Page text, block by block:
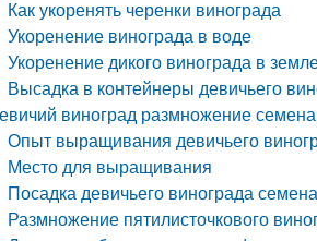
Как укоренять черенки винограда
Укоренение винограда в воде
Укоренение дикого винограда в
Высадка в контейнеры девичьего
виноград размножение
Опыт выращивания девичьего
Место для выращивания
Посадка девичьего винограда
Размножение пятилисточкового